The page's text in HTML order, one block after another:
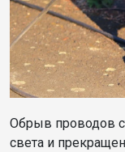
Обрыв проводов
света и